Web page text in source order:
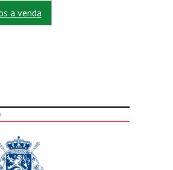
a venda
BUSCA